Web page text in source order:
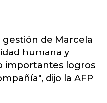
gestión de Marcela
humana y
importantes logros
dijo la AFP